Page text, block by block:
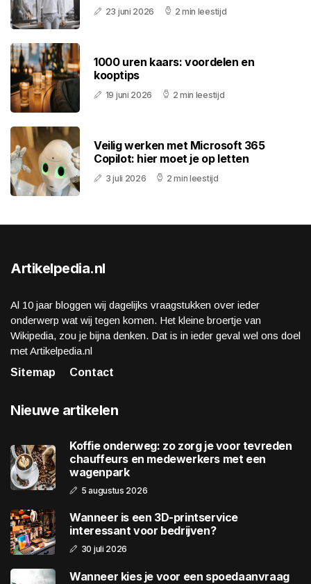
23 juni 2026 2 min leestijd
1000 uren kaars: voordelen en
kooptips
19 juni 2026 2 min leestijd
Veilig werken met Microsoft 365
Copilot: hier moet je op letten
3 juli 2026 2 min leestijd
Artikelpedia.nl
Al 10 jaar bloggen wij dagelijks vraagstukken over ieder
onderwerp wat wij tegen komen. Het kleine broertje van
Wikipedia, zou je bijna denken. Dat is in ieder geval wel ons doel
met Artikelpedia.nl
Sitemap
Contact
Nieuwe artikelen
Koffie onderweg: zo zorg je voor tevreden
chauffeurs en medewerkers met een
wagenpark
5 augustus 2026
Wanneer is een 3D-printservice
interessant voor bedrijven?
30 juli 2026
Wanneer kies je voor een spoedaanvraag